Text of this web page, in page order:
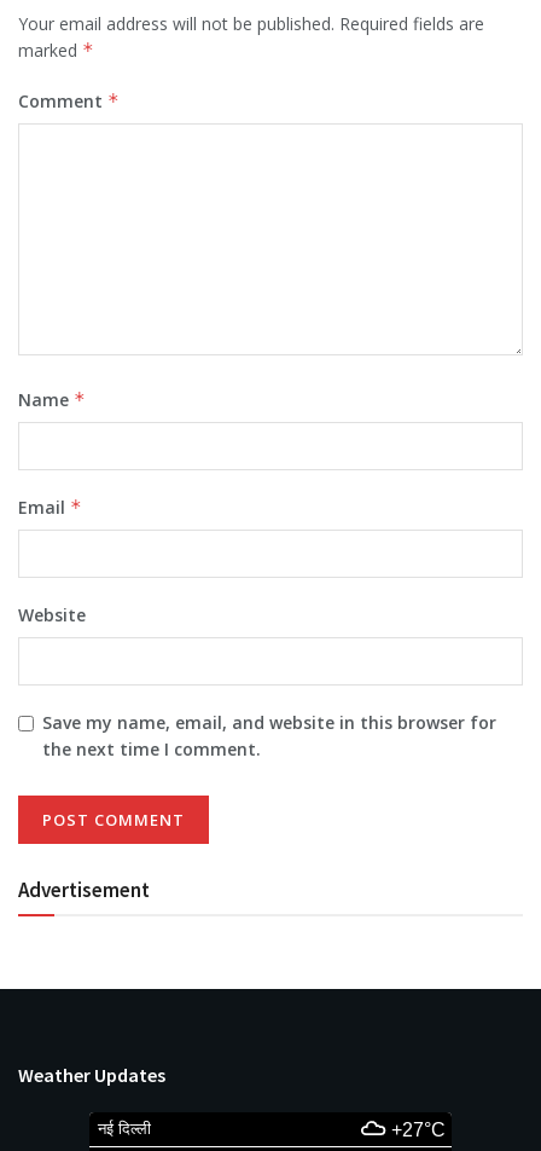
Your email address will not be published. Required fields are
marked *
Comment *
Name *
Email *
Website
Save my name, email, and website in this browser for
the next time I comment.
Advertisement
Weather Updates
नई दिल्ली +27°C